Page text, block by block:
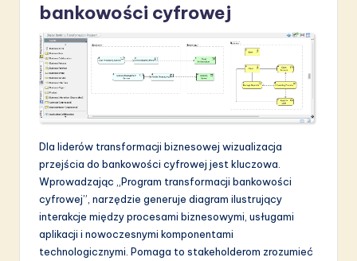
bankowości cyfrowej
Dla liderów transformacji biznesowej wizualizacja
przejścia do bankowości cyfrowej jest kluczowa.
Wprowadzając „Program transformacji bankowości
cyfrowej”, narzędzie generuje diagram ilustrujący
interakcje między procesami biznesowymi, usługami
aplikacji i nowoczesnymi komponentami
technologicznymi. Pomaga to stakeholderom zrozumieć